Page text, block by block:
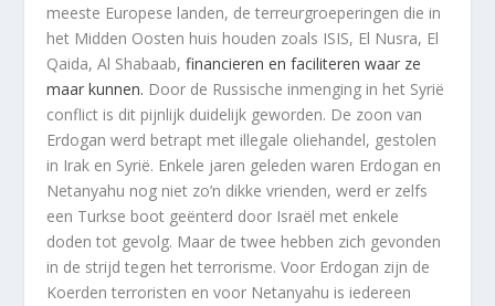
meeste Europese landen, de terreurgroeperingen die in
het Midden Oosten huis houden zoals ISIS, El Nusra, El
Qaida, Al Shabaab,financieren en faciliteren waar ze
maar kunnen. Door de Russische inmenging in het Syrië
conflict is dit pijnlijk duidelijk geworden. De zoon van
Erdogan werd betrapt met illegale oliehandel, gestolen
in Irak en Syrië. Enkele jaren geleden waren Erdogan en
Netanyahu nog niet zo’n dikke vrienden, werd er zelfs
een Turkse boot geënterd door Israël met enkele
doden tot gevolg. Maar de twee hebben zich gevonden
in de strijd tegen het terrorisme. Voor Erdogan zijn de
Koerden terroristen en voor Netanyahu is iedereen